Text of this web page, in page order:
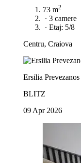
73 m2
· 3 camere
· Etaj: 5/8
Centru, Craiova
Ersilia Prevezanos
BLITZ
09 Apr 2026